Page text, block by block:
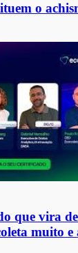
o
que vira
muito e